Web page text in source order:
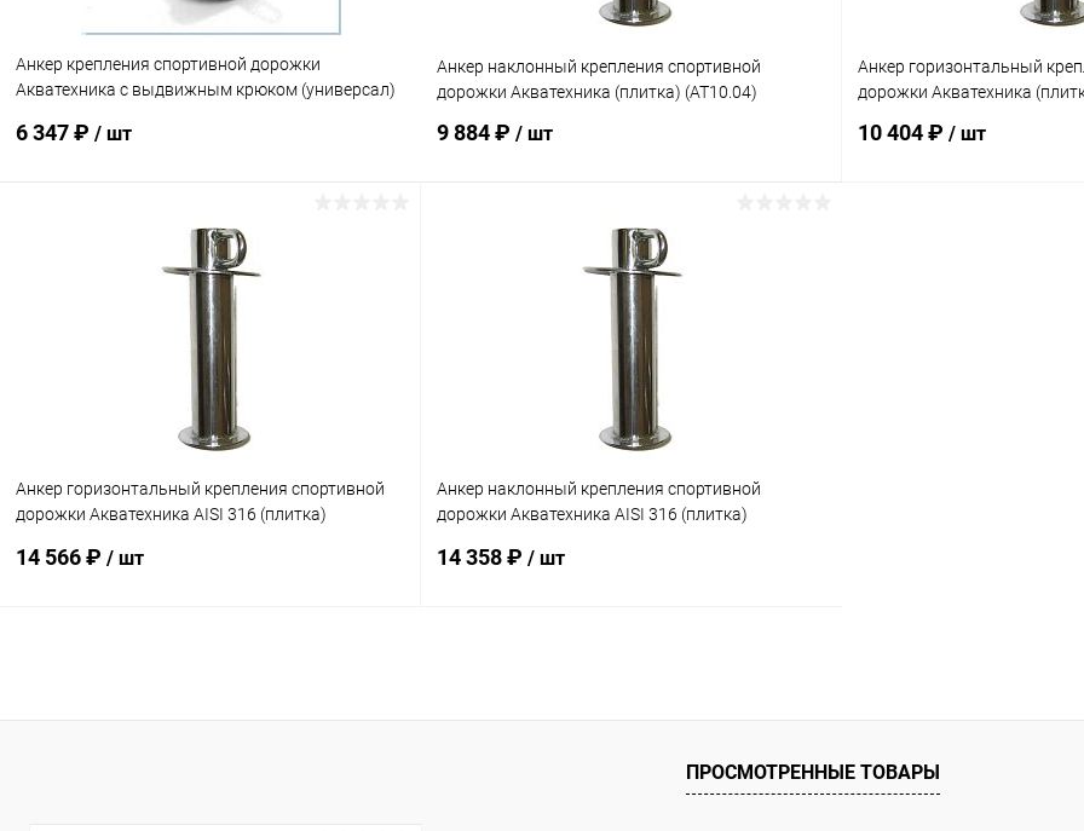
Анкер крепления спортивной дорожки
Акватехника с выдвижным крюком (универсал)
6 347 ₽ / шт
В корзину
Анкер наклонный крепления спортивной
дорожки Акватехника (плитка) (AT10.04)
9 884 ₽ / шт
В корзину
Анкер горизонтальный
дорожки Акватехника
10 404 ₽ / шт
Анкер горизонтальный крепления спортивной
дорожки Акватехника AISI 316 (плитка)
14 566 ₽ / шт
В избранное
Анкер наклонный крепления спортивной
дорожки Акватехника AISI 316 (плитка)
14 358 ₽ / шт
В избранное
Под заказ
ПРОСМОТРЕННЫЕ ТОВАРЫ